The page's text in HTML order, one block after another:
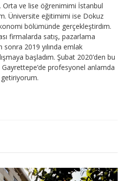
ve lise öğrenimimi İstanbul
Üniversite eğitimimi ise Dokuz
bölümünde gerçekleştirdim.
firmalarda satış, pazarlama
sonra 2019 yılında emlak
başladım. Şubat 2020’den bu
profesyonel anlamda
getiriyorum.